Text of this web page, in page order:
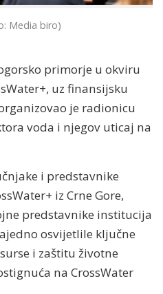
Media biro)
primorje u okviru
uz finansijsku
je radionicu
voda i njegov uticaj na
i predstavnike
iz Crne Gore,
predstavnike institucija
osvijetlile ključne
i zaštitu životne
na CrossWater